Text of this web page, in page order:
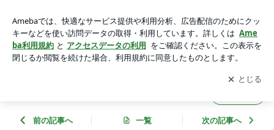
アプリをダウンロードして ブログの更新通知
を受け取りまし
ょう。
開く
前の記事へ 一覧 次の記事へ